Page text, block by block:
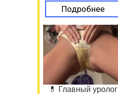
Подробнее
💊 Главный уролог